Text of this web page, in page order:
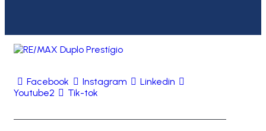
Facebook Instagram
Linkedin
Youtube2
Tik-tok